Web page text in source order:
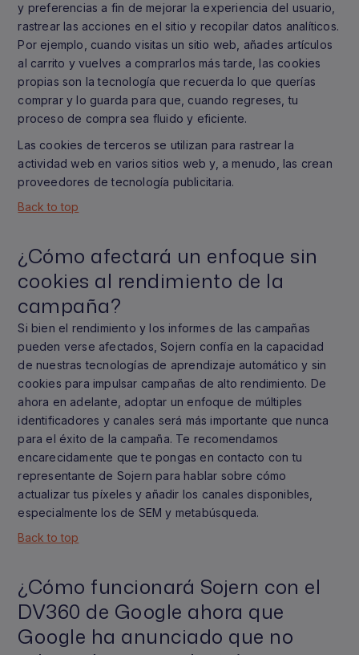
y preferencias a fin de mejorar la experiencia del usuario,
rastrear las acciones en el sitio y recopilar datos analíticos.
Por ejemplo, cuando visitas un sitio web, añades artículos
al carrito y vuelves a comprarlos más tarde, las cookies
propias son la tecnología que recuerda lo que querías
comprar y lo guarda para que, cuando regreses, tu
proceso de compra sea fluido y eficiente.
Las cookies de terceros se utilizan para rastrear la
actividad web en varios sitios web y, a menudo, las crean
proveedores de tecnología publicitaria.
Back to top
¿Cómo afectará un enfoque sin
cookies al rendimiento de la
campaña?
Si bien el rendimiento y los informes de las campañas
pueden verse afectados, Sojern confía en la capacidad
de nuestras tecnologías de aprendizaje automático y sin
cookies para impulsar campañas de alto rendimiento. De
ahora en adelante, adoptar un enfoque de múltiples
identificadores y canales será más importante que nunca
para el éxito de la campaña. Te recomendamos
encarecidamente que te pongas en contacto con tu
representante de Sojern para hablar sobre cómo
actualizar tus píxeles y añadir los canales disponibles,
especialmente los de SEM y metabúsqueda.
Back to top
¿Cómo funcionará Sojern con el
DV360 de Google ahora que
Google ha anunciado que no